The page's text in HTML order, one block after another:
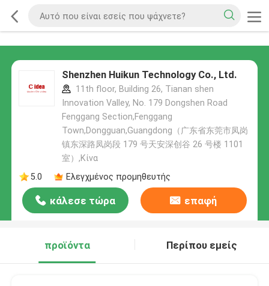
Shenzhen Huikun Technology Co., Ltd.
11th floor, Building 26, Tianan shen
Innovation Valley, No. 179 Dongshen Road
Fenggang Section,Fenggang
Town,Dongguan,Guangdong（广东省东莞市凤岗
镇东深路凤岗段 179 号天安深创谷 26 号楼 1101
室）,Κίνα
5.0
Ελεγχμένος προμηθευτής
κάλεσε τώρα επαφή
προϊόντα Περίπου εμείς